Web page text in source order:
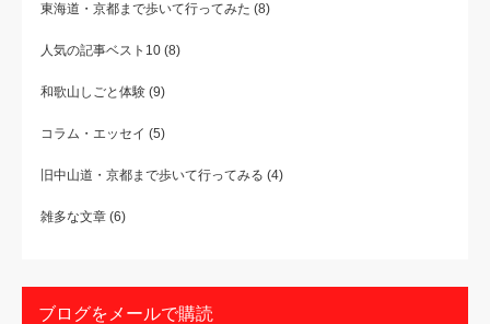
東海道・京都まで歩いて行ってみた (8)
人気の記事ベスト10 (8)
和歌山しごと体験 (9)
コラム・エッセイ (5)
旧中山道・京都まで歩いて行ってみる (4)
雑多な文章 (6)
ブログをメールで購読